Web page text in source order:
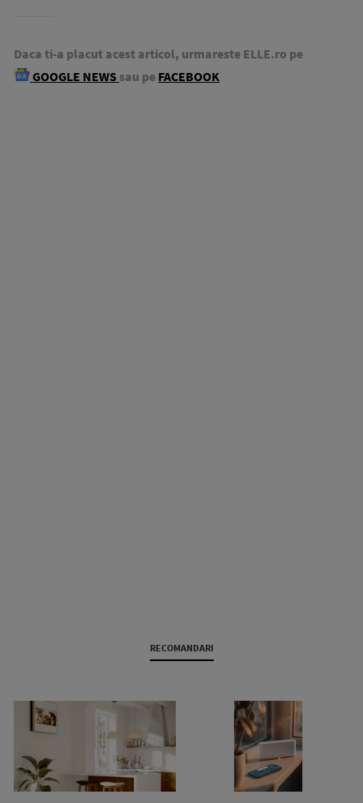
Daca ti-a placut acest articol, urmareste ELLE.ro pe
GOOGLE NEWS sau pe FACEBOOK
RECOMANDARI